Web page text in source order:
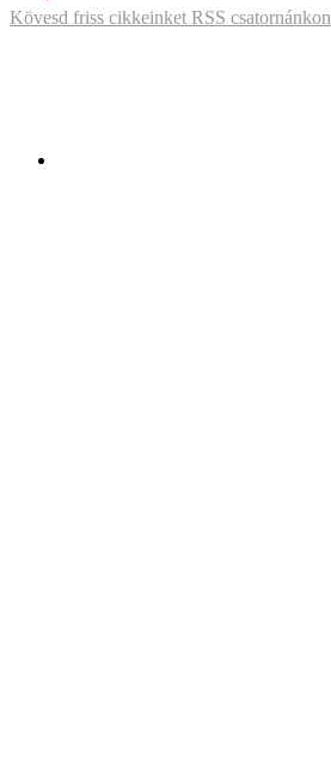
Kövesd friss cikkeinket RSS csatornánkon